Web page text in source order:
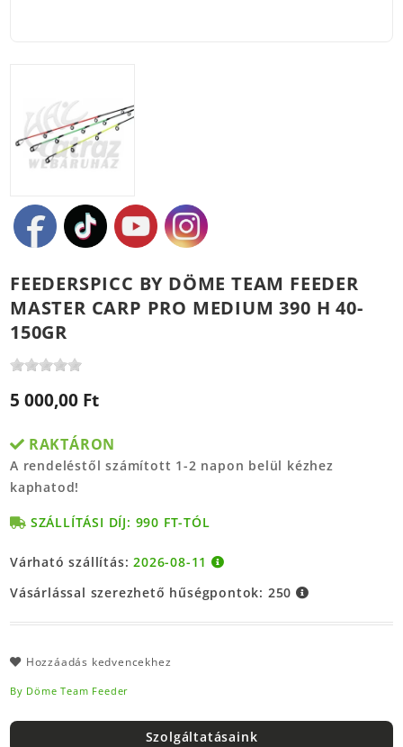
FEEDERSPICC BY DÖME TEAM FEEDER
MASTER CARP PRO MEDIUM 390 H 40-
150GR
5 000,00 Ft
RAKTÁRON
A rendeléstől számított 1-2 napon belül kézhez
kaphatod!
SZÁLLÍTÁSI DÍJ: 990 FT-TÓL
Várható szállítás:2026-08-11
Vásárlással szerezhető hűségpontok: 250
Hozzáadás kedvencekhez
By Döme Team Feeder
Szolgáltatásaink